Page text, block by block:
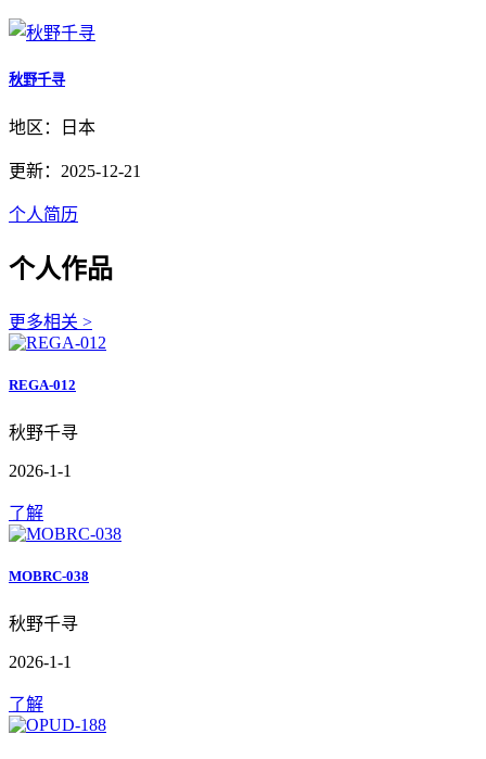
秋野千寻
地区：日本
更新：2025-12-21
个人简历
个人作品
更多相关 >
REGA-012
秋野千寻
2026-1-1
了解
MOBRC-038
秋野千寻
2026-1-1
了解